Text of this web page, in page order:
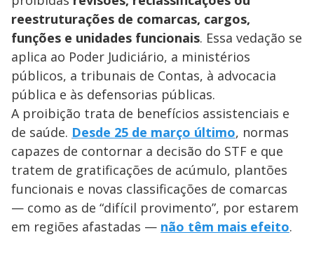
reestruturações de comarcas, cargos,
funções e unidades funcionais. Essa vedação se
aplica ao Poder Judiciário, a ministérios
públicos, a tribunais de Contas, à advocacia
pública e às defensorias públicas.
A proibição trata de benefícios assistenciais e
de saúde. Desde 25 de março último, normas
capazes de contornar a decisão do STF e que
tratem de gratificações de acúmulo, plantões
funcionais e novas classificações de comarcas
— como as de “difícil provimento”, por estarem
em regiões afastadas — não têm mais efeito.